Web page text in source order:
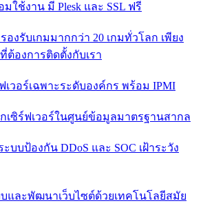
ใช้งาน มี Plesk และ SSL ฟรี
รองรับเกมมากกว่า 20 เกมทั่วโลก เพียง
ต้องการติดตั้งกับเรา
เวอร์เฉพาะระดับองค์กร พร้อม IPMI
เซิร์ฟเวอร์ในศูนย์ข้อมูลมาตรฐานสากล
ะบบป้องกัน DDoS และ SOC เฝ้าระวัง
และพัฒนาเว็บไซต์ด้วยเทคโนโลยีสมัย